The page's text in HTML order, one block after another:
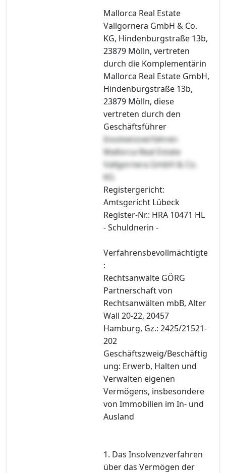
Mallorca Real Estate
Vallgornera GmbH & Co.
KG, Hindenburgstraße 13b,
23879 Mölln, vertreten
durch die Komplementärin
Mallorca Real Estate GmbH,
Hindenburgstraße 13b,
23879 Mölln, diese
vertreten durch den
Geschäftsführer
Insolvenzverfahren
Mallorca Real Estate
Vallgornera GmbH & Co.
KG
Registergericht:
Amtsgericht Lübeck
Register-Nr.: HRA 10471 HL
- Schuldnerin -
Verfahrensbevollmächtigte
:
Rechtsanwälte GÖRG
Partnerschaft von
Rechtsanwälten mbB, Alter
Wall 20-22, 20457
Hamburg, Gz.: 2425/21521-
202
Geschäftszweig/Beschäftig
ung: Erwerb, Halten und
Verwalten eigenen
Vermögens, insbesondere
von Immobilien im In- und
Ausland
1. Das Insolvenzverfahren
über das Vermögen der